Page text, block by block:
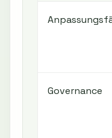
Governance